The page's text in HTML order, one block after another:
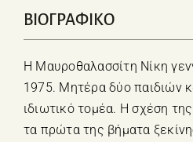
ΒΙΟΓΡΑΦΙΚΟ
Η Μαυροθαλασσίτη Νίκη
1975. Μητέρα δύο παιδιών
ιδιωτικό τομέα. Η σχέση
τα πρώτα της βήματα